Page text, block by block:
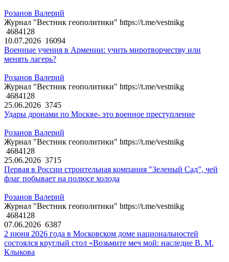
Розанов Валерий
Журнал "Вестник геополитики" https://t.me/vestnikg
4684128
10.07.2026 16094
Военные учения в Армении: учить миротворчеству или
менять лагерь?
Розанов Валерий
Журнал "Вестник геополитики" https://t.me/vestnikg
4684128
25.06.2026 3745
Удары дронами по Москве- это военное преступление
Розанов Валерий
Журнал "Вестник геополитики" https://t.me/vestnikg
4684128
25.06.2026 3715
Первая в России строительная компания "Зеленый Сад", чей
флаг побывает на полюсе холода
Розанов Валерий
Журнал "Вестник геополитики" https://t.me/vestnikg
4684128
07.06.2026 6387
2 июня 2026 года в Московском доме национальностей
состоялся круглый стол «Возьмите меч мой: наследие В. М.
Клыкова